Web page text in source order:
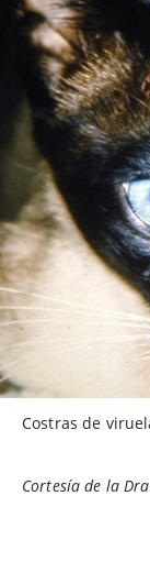
Costras de
Cortesía de la